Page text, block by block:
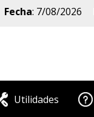
Fecha: 7/08/2026
Utilidades